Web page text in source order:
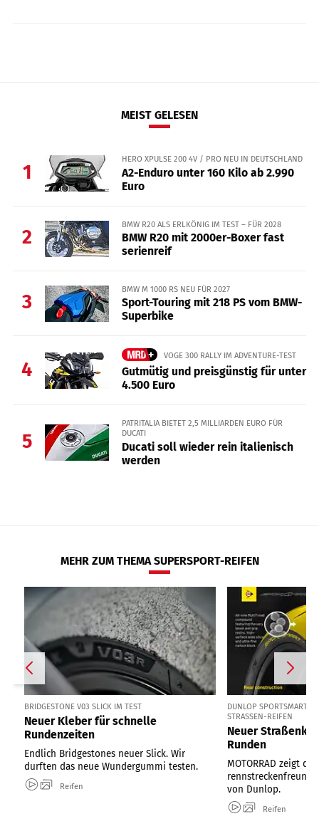
MEIST GELESEN
1
HERO XPULSE 200 4V / PRO NEU IN DEUTSCHLAND
A2-Enduro unter 160 Kilo ab 2.990
Euro
2
BMW R20 ALS ERLKÖNIG IM TEST – FÜR 2028
BMW R20 mit 2000er-Boxer fast
serienreif
3
BMW M 1000 RS NEU FÜR 2027
Sport-Touring mit 218 PS vom BMW-
Superbike
4
VOGE 300 RALLY IM ADVENTURE-TEST
Gutmütig und preisgünstig für unter
4.500 Euro
5
PATRITALIA BIETET 2,5 MILLIARDEN EURO FÜR
DUCATI
Ducati soll wieder rein italienisch
werden
MEHR ZUM THEMA SUPERSPORT-REIFEN
BRIDGESTONE V03 SLICK IM TEST
Neuer Kleber für schnelle
Rundenzeiten
Endlich Bridgestones neuer Slick. Wir
durften das neue Wundergummi testen.
Reifen
DUNLOP SPORTSMART
STRASSEN-REIFEN
Neuer
Runden
MOTORRAD zeigt
von Dunlop.
Reifen